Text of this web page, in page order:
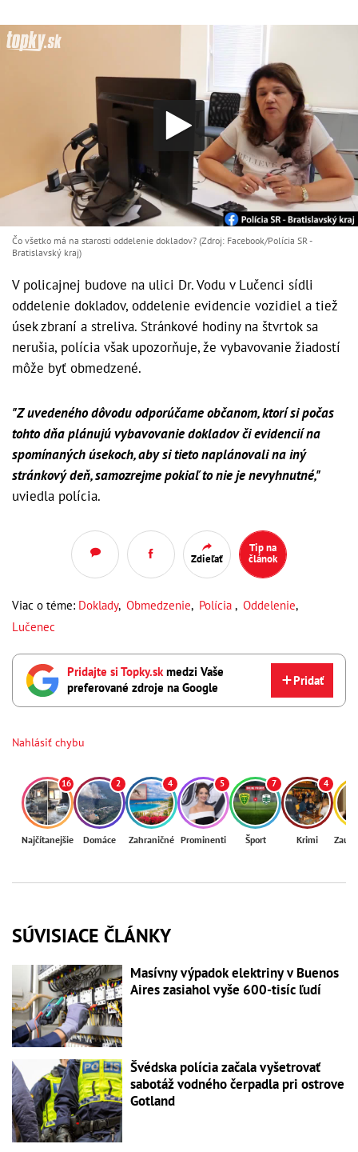
Čo všetko má na starosti oddelenie dokladov? (Zdroj: Facebook/Polícia SR -
Bratislavský kraj)
V policajnej budove na ulici Dr. Vodu v Lučenci sídli
oddelenie dokladov, oddelenie evidencie vozidiel a tiež
úsek zbraní a streliva. Stránkové hodiny na štvrtok sa
nerušia, polícia však upozorňuje, že vybavovanie žiadostí
môže byť obmedzené.
"Z uvedeného dôvodu odporúčame občanom, ktorí si počas
tohto dňa plánujú vybavovanie dokladov či evidencií na
spomínaných úsekoch, aby si tieto naplánovali na iný
stránkový deň, samozrejme pokiaľ to nie je nevyhnutné,"
uviedla polícia.
Zdieľať
Tip na
článok
Viac o téme: Doklady, Obmedzenie, Polícia , Oddelenie,
Lučenec
Pridajte si Topky.skmedzi Vaše
preferované zdroje na Google
Pridať
Nahlásiť chybu
16
Najčítanejšie
2
Domáce
4
Zahraničné
5
Prominenti
7
Šport
4
Krimi
SÚVISIACE ČLÁNKY
Masívny výpadok elektriny v Buenos
Aires zasiahol vyše 600-tisíc ľudí
Švédska polícia začala vyšetrovať
sabotáž vodného čerpadla pri ostrove
Gotland